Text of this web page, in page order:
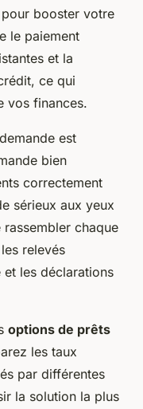
booster votre
le paiement
et la
ce qui
vos finances.
est
bien
correctement
sérieux aux yeux
chaque
relevés
et les déclarations
options de prêts
les taux
par différentes
la solution la plus